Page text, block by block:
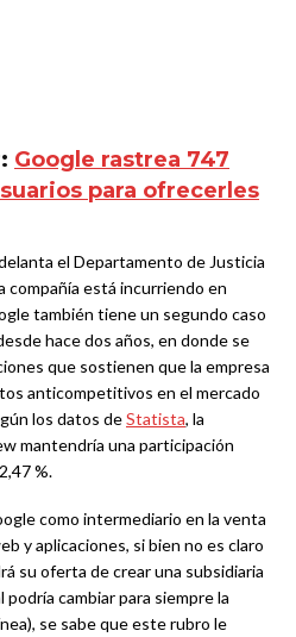
Google rastrea 747
para ofrecerles
el Departamento de Justicia
compañía está incurriendo en
también tiene un segundo caso
hace dos años, en donde se
que sostienen que la empresa
anticompetitivos en el mercado
los datos deStatista, la
mantendría una participación
%.
como intermediario en la venta
y aplicaciones, si bien no es claro
su oferta de crear una subsidiaria
cambiar para siempre la
se sabe que este rubro le